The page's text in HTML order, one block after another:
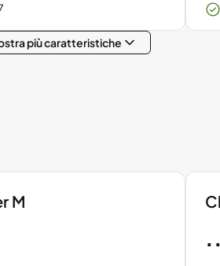
più caratteristiche
M